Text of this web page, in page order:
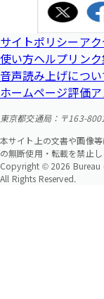
サイトポリシーア
使い方ヘルプリン
音声読み上げについ
ホームページ評価
東京都交通局：〒163-
本サイト上の文書や画像
の無断使用・転載を禁止し
Copyright © 2026
All Rights Reserved.